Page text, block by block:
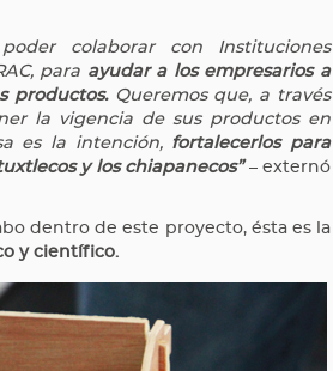
colaborar con Instituciones
para ayudar a los empresarios a
productos.Queremos que, a través
la vigencia de sus productos en
es la intención, fortalecerlos para
y los chiapanecos”– externó
dentro de este proyecto, ésta es la
y científico.